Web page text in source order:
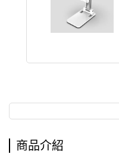
商品介紹